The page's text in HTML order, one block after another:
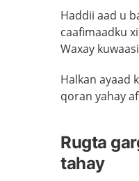
Haddii aad u
caafimaadku
Waxay
Halkan ayaad
qoran yahay
Rugta
tahay